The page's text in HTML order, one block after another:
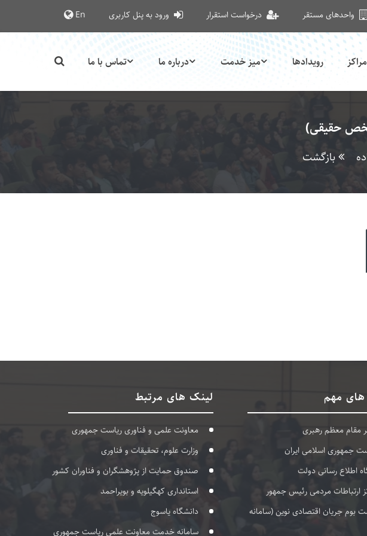
واحدهای مستقر درخواست استقرار ورود به پنل کاربری En
مراکز رویدادها میز خدمت درباره ما تماس با ما
حقیقی)
بازگشت
های مهم
مقام معظم رهبری
جمهوری اسلامی ایران
اطلاع رسانی دولت
ارتباطات مردمی رئیس جمهور
بوم جریان اقتصادی نوین (سامانه
لینک های مرتبط
معاونت علمی و فناوری ریاست جمهوری
وزارت علوم، تحقیقات و فناوری
صندوق حمایت از پژوهشگران و فناوران کشور
استانداری کهگیلویه و بویراحمد
دانشگاه یاسوج
سامانه خدمت معاونت علمی ریاست جمهوری